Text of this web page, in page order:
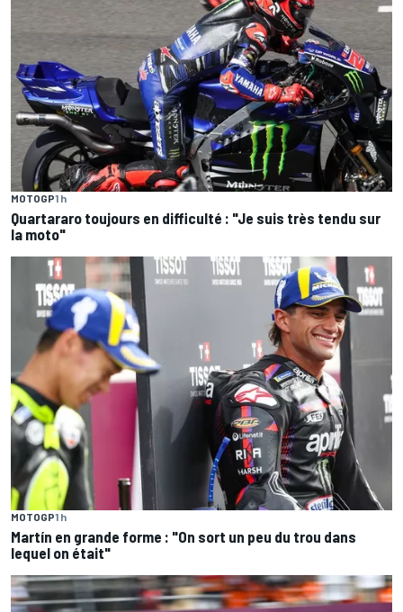
MOTOGP1 h
Quartararo toujours en difficulté : "Je suis très tendu sur
la moto"
MOTOGP1 h
Martín en grande forme : "On sort un peu du trou dans
lequel on était"